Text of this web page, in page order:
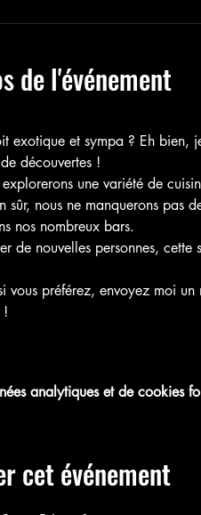
de l'événement
exotique et sympa ? Eh bien,
découvertes !
une variété de
nous ne manquerons pas
nos nombreux bars.
de nouvelles personnes,
préférez, envoyez moi un
!
analytiques et de cookies
cet événement